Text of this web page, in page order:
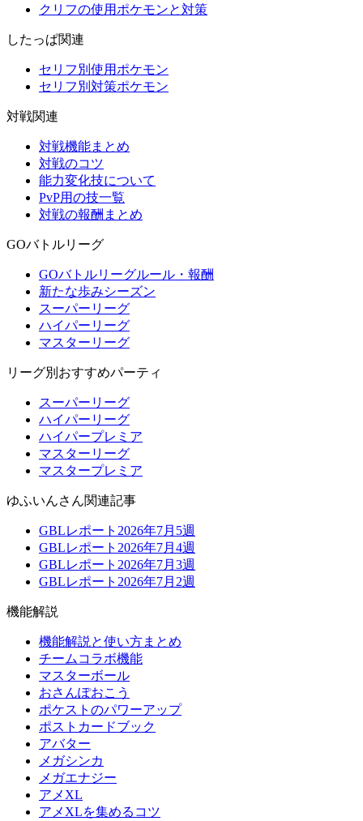
クリフの使用ポケモンと対策
したっぱ関連
セリフ別使用ポケモン
セリフ別対策ポケモン
対戦関連
対戦機能まとめ
対戦のコツ
能力変化技について
PvP用の技一覧
対戦の報酬まとめ
GOバトルリーグ
GOバトルリーグルール・報酬
新たな歩みシーズン
スーパーリーグ
ハイパーリーグ
マスターリーグ
リーグ別おすすめパーティ
スーパーリーグ
ハイパーリーグ
ハイパープレミア
マスターリーグ
マスタープレミア
ゆふいんさん関連記事
GBLレポート2026年7月5週
GBLレポート2026年7月4週
GBLレポート2026年7月3週
GBLレポート2026年7月2週
機能解説
機能解説と使い方まとめ
チームコラボ機能
マスターボール
おさんぽおこう
ポケストのパワーアップ
ポストカードブック
アバター
メガシンカ
メガエナジー
アメXL
アメXLを集めるコツ